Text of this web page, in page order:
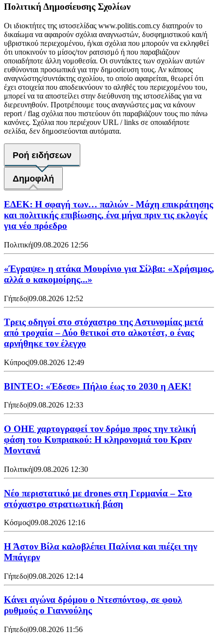
Πολιτική Δημοσίευσης Σχολίων
Οι ιδιοκτήτες της ιστοσελίδας www.politis.com.cy διατηρούν το
δικαίωμα να αφαιρούν σχόλια αναγνωστών, δυσφημιστικού και/ή
υβριστικού περιεχομένου, ή/και σχόλια που μπορούν να εκληφθεί
ότι υποκινούν το μίσος/τον ρατσισμό ή που παραβιάζουν
οποιαδήποτε άλλη νομοθεσία. Οι συντάκτες των σχολίων αυτών
ευθύνονται προσωπικά για την δημοσίευση τους. Αν κάποιος
αναγνώστης/συντάκτης σχολίου, το οποίο αφαιρείται, θεωρεί ότι
έχει στοιχεία που αποδεικνύουν το αληθές του περιεχομένου του,
μπορεί να τα αποστείλει στην διεύθυνση της ιστοσελίδας για να
διερευνηθούν. Προτρέπουμε τους αναγνώστες μας να κάνουν
report / flag σχόλια που πιστεύουν ότι παραβιάζουν τους πιο πάνω
κανόνες. Σχόλια που περιέχουν URL / links σε οποιαδήποτε
σελίδα, δεν δημοσιεύονται αυτόματα.
Ροή ειδήσεων
Δημοφιλή
ΕΔΕΚ: Η σφαγή των… παλιών - Μάχη επικράτησης
και πολιτικής επιβίωσης, ένα μήνα πριν τις εκλογές
για νέο πρόεδρο
Πολιτική|09.08.2026 12:56
«Έγραψε» η ατάκα Μουρίνιο για Σίλβα: «Χρήσιμος,
αλλά ο κακομοίρης...»
Γήπεδο|09.08.2026 12:52
Τρεις οδηγοί στο στόχαστρο της Αστυνομίας μετά
από τροχαία – Δύο θετικοί στο αλκοτέστ, ο ένας
αρνήθηκε τον έλεγχο
Κύπρος|09.08.2026 12:49
ΒΙΝΤΕΟ: «Έδεσε» Πήλιο έως το 2030 η ΑΕΚ!
Γήπεδο|09.08.2026 12:33
Ο ΟΗΕ χαρτογραφεί τον δρόμο προς την τελική
φάση του Κυπριακού: Η κληρονομιά του Κραν
Μοντανά
Πολιτική|09.08.2026 12:30
Νέο περιστατικό με drones στη Γερμανία – Στο
στόχαστρο στρατιωτική βάση
Κόσμος|09.08.2026 12:16
Η Άστον Βίλα καλοβλέπει Παλίνια και πιέζει την
Μπάγερν
Γήπεδο|09.08.2026 12:14
Kάνει αγώνα δρόμου ο Ντεσπόντοφ, σε φουλ
ρυθμούς ο Γιαννούλης
Γήπεδο|09.08.2026 11:56